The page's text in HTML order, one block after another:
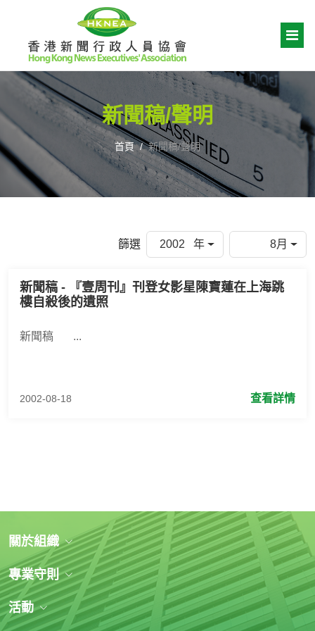
新聞稿/聲明
首頁 新聞稿/聲明
篩選 2002 年 8月
新聞稿 - 『壹周刊』刊登女影星陳寶蓮在上海跳
樓自殺後的遺照
新聞稿 ...
2002-08-18 查看詳情
關於組織
專業守則
活動